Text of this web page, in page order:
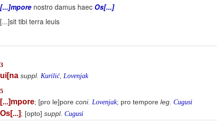
[...]mpore nostro damus haec Os[...]
[...]sit tibi terra leuis
3
ui[na suppl. Kurilić, Lovenjak
5
[...]mpore; [pro le]pore coni. Lovenjak; pro tempore leg Cugusi
Os[...]; [opto] suppl. Cugusi